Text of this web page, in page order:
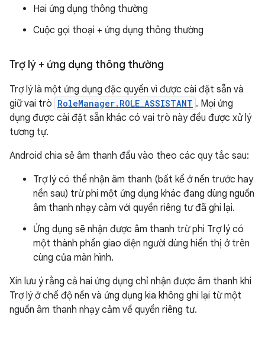
Hai ứng dụng thông thường
Cuộc gọi thoại + ứng dụng thông thường
Trợ lý + ứng dụng thông thường
Trợ lý là một ứng dụng đặc quyền vì được cài đặt sẵn và
giữ vai trò RoleManager.ROLE_ASSISTANT . Mọi ứng
dụng được cài đặt sẵn khác có vai trò này đều được xử lý
tương tự.
Android chia sẻ âm thanh đầu vào theo các quy tắc sau:
Trợ lý có thể nhận âm thanh (bất kể ở nền trước hay
nền sau) trừ phi một ứng dụng khác đang dùng nguồn
âm thanh nhạy cảm với quyền riêng tư đã ghi lại.
Ứng dụng sẽ nhận được âm thanh trừ phi Trợ lý có
một thành phần giao diện người dùng hiển thị ở trên
cùng của màn hình.
Xin lưu ý rằng cả hai ứng dụng chỉ nhận được âm thanh khi
Trợ lý ở chế độ nền và ứng dụng kia không ghi lại từ một
nguồn âm thanh nhạy cảm về quyền riêng tư.